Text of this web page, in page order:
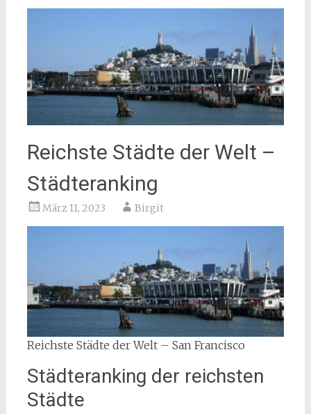
Reichste Städte der Welt –
Städteranking
März 11, 2023 Birgit
Reichste Städte der Welt – San Francisco
Städteranking der reichsten
Städte